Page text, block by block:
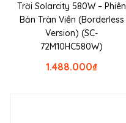
Trời Solarcity 580W – Phiên
Bản Tràn Viền (Borderless
Version) (SC-
72M10HC580W)
₫
1.488.000